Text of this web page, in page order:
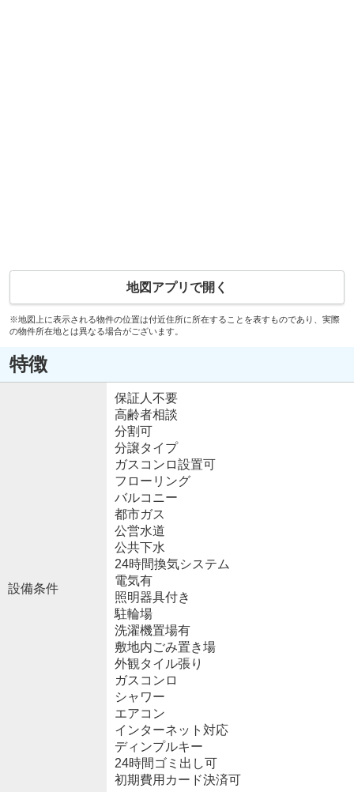
地図アプリで開く
※地図上に表示される物件の位置は付近住所に所在することを表すものであり、実際
の物件所在地とは異なる場合がございます。
特徴
設備条件
保証人不要
高齢者相談
分割可
分譲タイプ
ガスコンロ設置可
フローリング
バルコニー
都市ガス
公営水道
公共下水
24時間換気システム
電気有
照明器具付き
駐輪場
洗濯機置場有
敷地内ごみ置き場
外観タイル張り
ガスコンロ
シャワー
エアコン
インターネット対応
ディンプルキー
24時間ゴミ出し可
初期費用カード決済可